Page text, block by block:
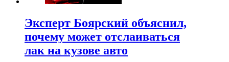
Эксперт Боярский объяснил,
почему может отслаиваться
лак на кузове авто